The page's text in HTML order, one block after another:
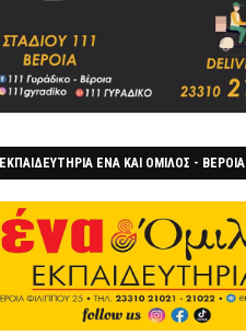
ΕΚΠΑΙΔΕΥΤΗΡΙΑ ΕΝΑ ΚΑΙ ΟΜΙΛΟΣ - ΒΕΡΟΙΑ